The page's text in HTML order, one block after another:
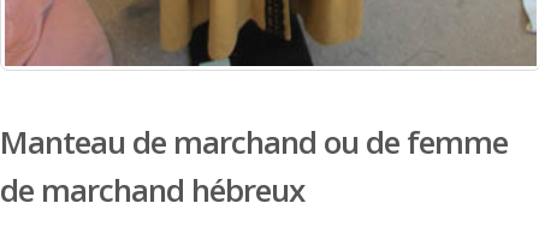
Manteau de marchand ou de femme
de marchand hébreux